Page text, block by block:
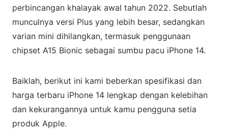
perbincangan khalayak awal tahun 2022. Sebutlah
munculnya versi Plus yang lebih besar, sedangkan
varian mini dihilangkan, termasuk penggunaan
chipset A15 Bionic sebagai sumbu pacu iPhone 14.
Baiklah, berikut ini kami beberkan spesifikasi dan
harga terbaru iPhone 14 lengkap dengan kelebihan
dan kekurangannya untuk kamu pengguna setia
produk Apple.